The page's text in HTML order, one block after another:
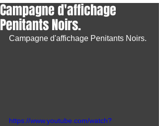
Campagne d'affichage
Penitants Noirs.
Campagne d'affichage Penitants Noirs.
https://www.youtube.com/watch?